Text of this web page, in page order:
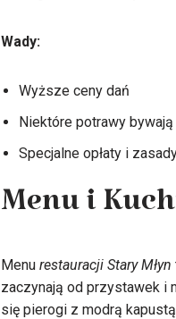
Wady:
Wyższe ceny dań
Niektóre potrawy
Specjalne opłaty i
Menu i
Menu restauracji Stary Młyn
zaczynają od przystawek i
się pierogi z modrą